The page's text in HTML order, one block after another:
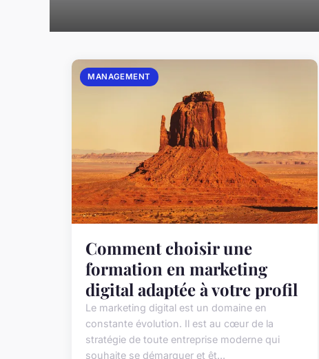
MANAGEMENT
Comment choisir une
formation en marketing
digital adaptée à votre profil
Le marketing digital est un domaine en
constante évolution. Il est au cœur de la
stratégie de toute entreprise moderne qui
souhaite se démarquer et êt...